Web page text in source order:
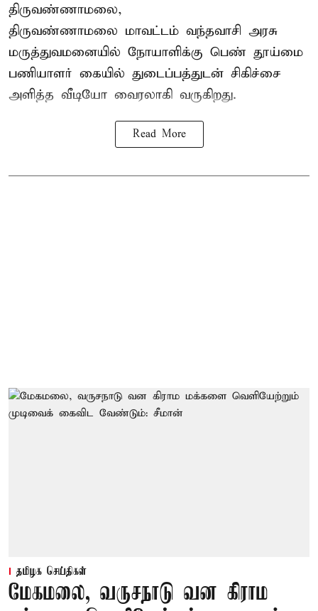
திருவண்ணாமலை,
திருவண்ணாமலை மாவட்டம் வந்தவாசி அரசு
மருத்துவமனையில் நோயாளிக்கு பெண் தூய்மை
பணியாளர் கையில் துடைப்பத்துடன் சிகிச்சை
அளித்த வீடியோ வைரலாகி வருகிறது.
Read More
தமிழக செய்திகள்
மேகமலை, வருசநாடு வன கிராம